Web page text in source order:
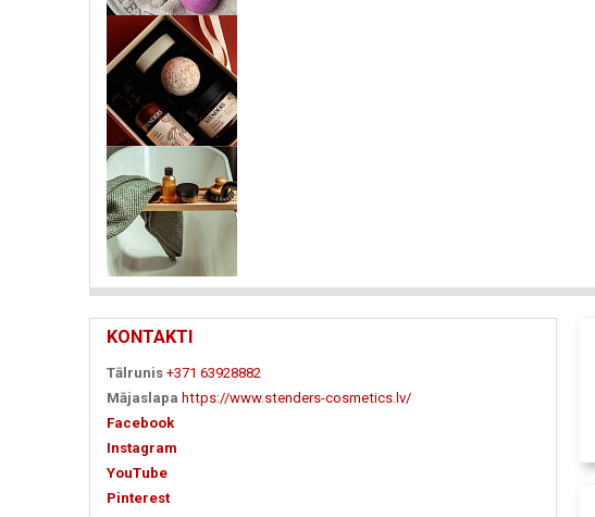
KONTAKTI
Tālrunis +371 63928882
Mājaslapa https://www.stenders-cosmetics.lv/
Facebook
Instagram
YouTube
Pinterest